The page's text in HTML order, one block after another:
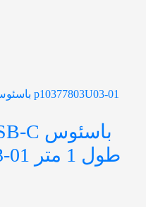
مدل p10377803U03-01 طول 1 متر